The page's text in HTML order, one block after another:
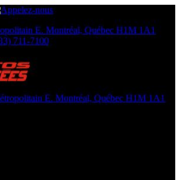
E. Montréal, Québec H1M 1A1
711-7100
E. Montréal, Québec H1M 1A1